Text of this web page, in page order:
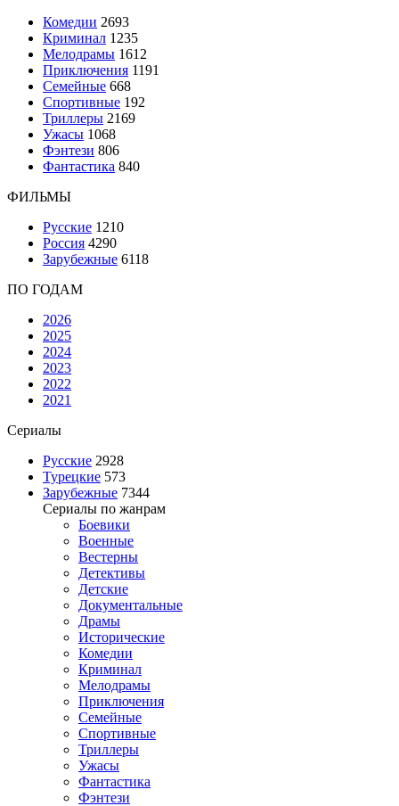
Комедии 2693
Криминал 1235
Мелодрамы 1612
Приключения 1191
Семейные 668
Спортивные 192
Триллеры 2169
Ужасы 1068
Фэнтези 806
Фантастика 840
ФИЛЬМЫ
Русские 1210
Россия 4290
Зарубежные 6118
ПО ГОДАМ
2026
2025
2024
2023
2022
2021
Сериалы
Русские 2928
Турецкие 573
Зарубежные 7344
Сериалы по жанрам
Боевики
Военные
Вестерны
Детективы
Детские
Документальные
Драмы
Исторические
Комедии
Криминал
Мелодрамы
Приключения
Семейные
Спортивные
Триллеры
Ужасы
Фантастика
Фэнтези